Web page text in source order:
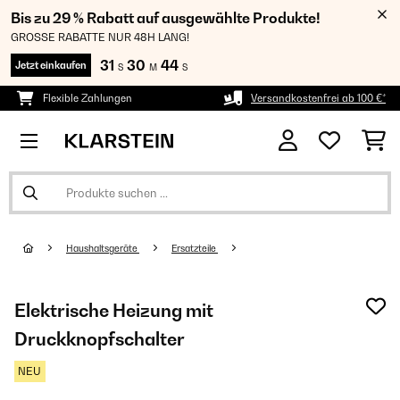
Bis zu 29 % Rabatt auf ausgewählte Produkte!
GROSSE RABATTE NUR 48H LANG!
Jetzt einkaufen 31 S 30 M 44 S
Flexible Zahlungen Versandkostenfrei ab 100 €*
Haushaltsgeräte Ersatzteile
Elektrische Heizung mit
Druckknopfschalter
NEU